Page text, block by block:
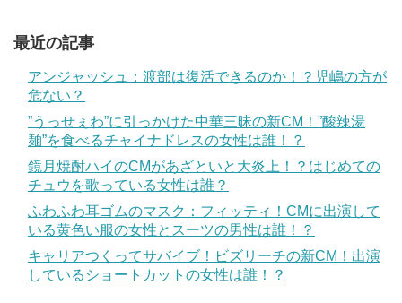
最近の記事
アンジャッシュ：渡部は復活できるのか！？児嶋の方が
危ない？
”うっせぇわ”に引っかけた中華三昧の新CM！”酸辣湯
麺”を食べるチャイナドレスの女性は誰！？
鏡月焼酎ハイのCMがあざといと大炎上！？はじめての
チュウを歌っている女性は誰？
ふわふわ耳ゴムのマスク：フィッティ！CMに出演して
いる黄色い服の女性とスーツの男性は誰！？
キャリアつくってサバイブ！ビズリーチの新CM！出演
しているショートカットの女性は誰！？